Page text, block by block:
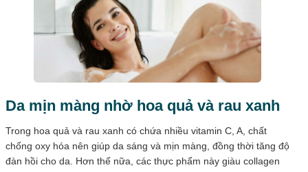
Da mịn màng nhờ hoa quả và rau xanh
Trong hoa quả và rau xanh có chứa nhiều vitamin C, A, chất
chống oxy hóa nên giúp da sáng và mịn màng, đồng thời tăng độ
đàn hồi cho da. Hơn thế nữa, các thực phẩm này giàu collagen